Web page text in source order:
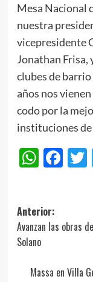
Mesa Nacional
nuestra
vicepresidente
Jonathan Frisa,
clubes de
años nos
codo por la
instituciones de
Navegación
de
entradas
Anterior:
Avanzan las obras
Solano
Massa en Villa